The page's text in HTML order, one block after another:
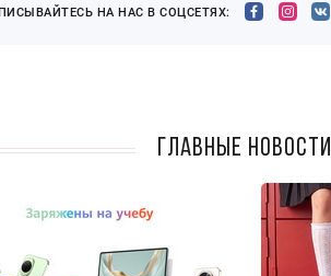
НА НАС В СОЦСЕТЯХ:
Главные новости